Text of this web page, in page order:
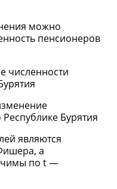
можно
пенсионеров
Бурятия
являются
а
по t —